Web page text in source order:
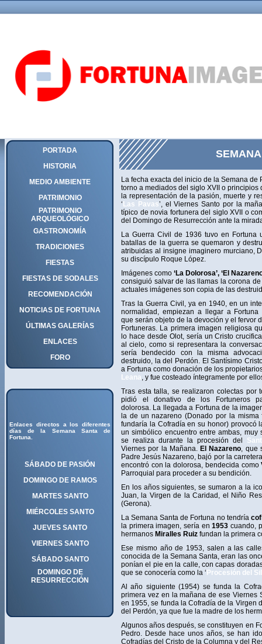
PORTADA
HISTORIA
MEDIO AMBIENTE
PATRIMONIO
PATRIMONIO
ARQUEOLÓGICO
GASTRONOMÍA
TRADICIONES
FIESTAS
FIESTAS DE SODALES
RECOMENDACIÓN
NOTICIAS DE FORTUNA
ÚLTIMAS GALERÍAS
ENLACES
FORO
Enlaces directos a los diferentes
días de la Semana Santa de
Fortuna.
SÁBADO DE PASIÓN
DOMINGO DE RAMOS
MARTES SANTO
MIÉRCOLES SANTO
JUEVES SANTO
VIERNES SANTO
SÁBADO SANTO
DOMINGO DE
RESURRECCIÓN
La fecha exacta del inicio de la Semana
torno a mediados del siglo XVII o
la representación de la pasión, muerte y
‘ Las Pavas’, el Viernes Santo por la
típico de novia fortunera del siglo XVII o
del Domingo de Resurrección ante la
La Guerra Civil de 1936 tuvo en Fortuna
batallas de la guerra se quemaron y
atribuidas al insigne imaginero murciano,
su discípulo Roque López.
Imágenes como ‘La Dolorosa’, ‘El
consiguió salvar de las llamas la corona
actuales imágenes son copia de las
Tras la Guerra Civil, ya en 1940, en un
normalidad, empiezan a llegar a
que serán objeto de la devoción y el fervor
Fortuneras. La primera imagen religiosa
lo hace desde Olot, sería un Cristo
al cielo, como si representara la
sería bendecido con la misma
destruido, la del Perdón. El Santísimo
a Fortuna como donación de los
Leana, y fue costeado íntegramente por
Tras esta talla, se realizaron colectas por
pidió el donativo de los Fortuneros
dolorosa. La llegada a Fortuna de la
la de un nazareno (Donado por la
fundaría la Cofradía en su honor) provocó
un simbólico encuentro entre ambas, muy
se realiza durante la procesión del
Viernes por la Mañana. El Nazareno, que
Padre Jesús Nazareno, bajó por la
encontró con la dolorosa, bendecida como
Parroquial para proceder a su bendición.
En los años siguientes, se sumaron a la
Juan, la Virgen de la Caridad, el Niño
(Gerona).
La Semana Santa de Fortuna no tendría
la primera imagen, sería en1953 cuando,
hermanos Miralles Ruiz fundan la primera
Ese mismo año de 1953, salen a las
conocida de la Semana Santa, eran las
ponían el pie en la calle, con capas
que se conocería como la ‘ Procesión del
Al año siguiente (1954) se funda la
primera vez en la mañana de ese Viernes
en 1955, se funda la Cofradía de la Virgen
del Perdón, ya que fue la madre de los
Algunos años después, se constituyen en
Pedro. Desde hace unos años, se han
Cofradías del Cristo de la Columna y del